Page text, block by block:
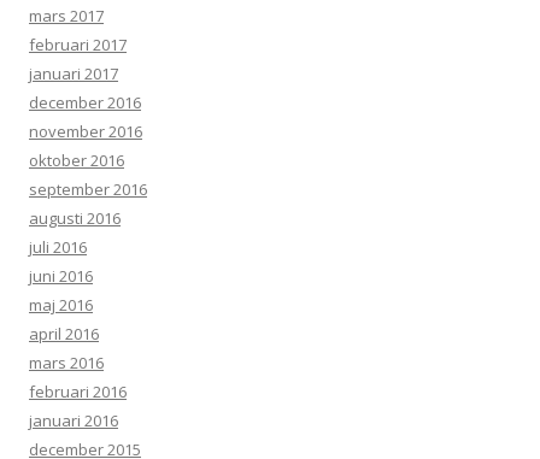
mars 2017
februari 2017
januari 2017
december 2016
november 2016
oktober 2016
september 2016
augusti 2016
juli 2016
juni 2016
maj 2016
april 2016
mars 2016
februari 2016
januari 2016
december 2015